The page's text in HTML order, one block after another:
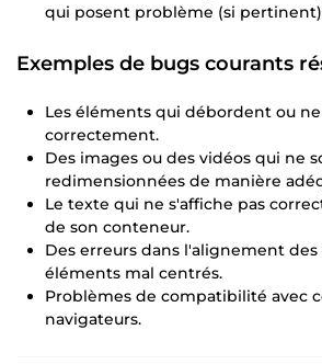
qui posent problème (si
Exemples de bugs courants
Les éléments qui débordent ou
correctement.
Des images ou des vidéos qui ne
redimensionnées de manière
Le texte qui ne s'affiche pas
de son conteneur.
Des erreurs dans l'alignement des
éléments mal centrés.
Problèmes de compatibilité avec
navigateurs.